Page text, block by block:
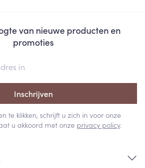
van nieuwe producten en
promoties
Inschrijven
te klikken, schrijft u zich in voor onze
u akkoord met onze privacy policy.